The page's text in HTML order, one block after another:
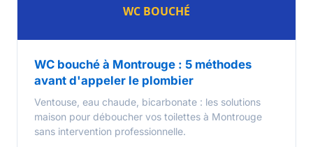
WC bouché à Montrouge : 5 méthodes
avant d'appeler le plombier
Ventouse, eau chaude, bicarbonate : les solutions
maison pour déboucher vos toilettes à Montrouge
sans intervention professionnelle.